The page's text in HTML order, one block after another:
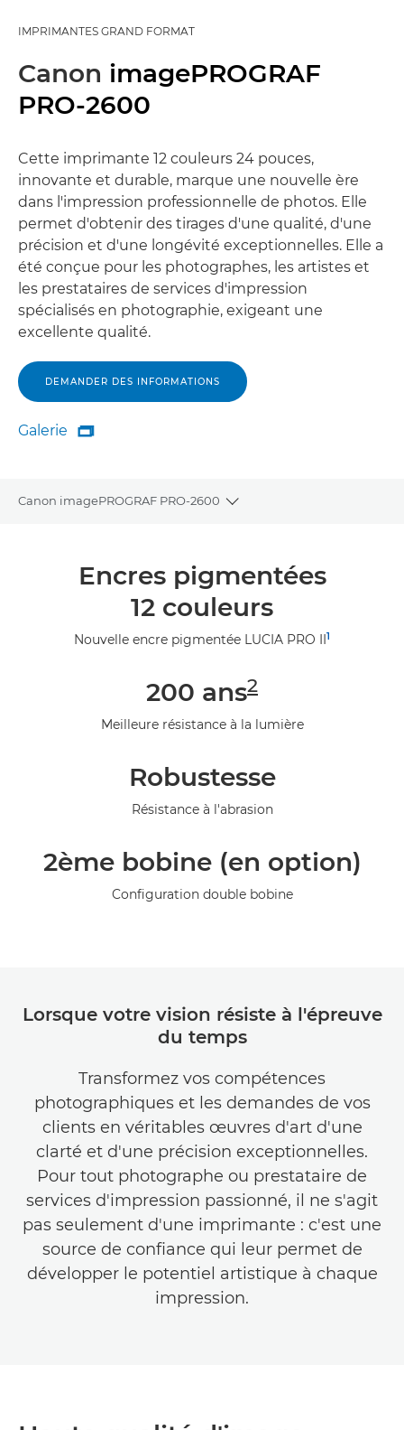
IMPRIMANTES GRAND FORMAT
Canon imagePROGRAF
PRO-2600
Cette imprimante 12 couleurs 24 pouces,
innovante et durable, marque une nouvelle ère
dans l'impression professionnelle de photos. Elle
permet d'obtenir des tirages d'une qualité, d'une
précision et d'une longévité exceptionnelles. Elle a
été conçue pour les photographes, les artistes et
les prestataires de services d'impression
spécialisés en photographie, exigeant une
excellente qualité.
DEMANDER DES INFORMATIONS
Galerie
Galerie

Canon imagePROGRAF PRO-2600
Toggle breadcrumbs
Encres pigmentées
12 couleurs
Nouvelle encre pigmentée LUCIA PRO II1
200 ans2
Meilleure résistance à la lumière
Robustesse
Résistance à l'abrasion
2ème bobine (en option)
Configuration double bobine
Lorsque votre vision résiste à l'épreuve
du temps
Transformez vos compétences
photographiques et les demandes de vos
clients en véritables œuvres d'art d'une
clarté et d'une précision exceptionnelles.
Pour tout photographe ou prestataire de
services d'impression passionné, il ne s'agit
pas seulement d'une imprimante : c'est une
source de confiance qui leur permet de
développer le potentiel artistique à chaque
impression.